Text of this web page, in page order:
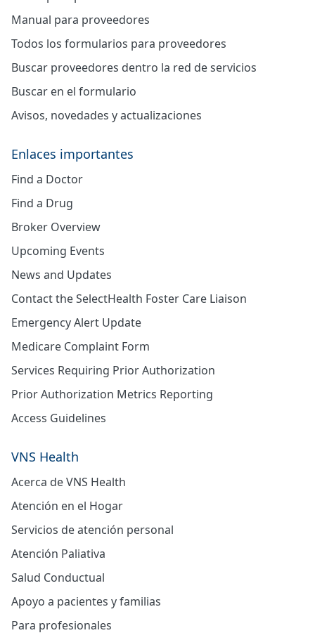
Manual para proveedores
Todos los formularios para proveedores
Buscar proveedores dentro la red de servicios
Buscar en el formulario
Avisos, novedades y actualizaciones
Enlaces importantes
Find a Doctor
Find a Drug
Broker Overview
Upcoming Events
News and Updates
Contact the SelectHealth Foster Care Liaison
Emergency Alert Update
Medicare Complaint Form
Services Requiring Prior Authorization
Prior Authorization Metrics Reporting
Access Guidelines
VNS Health
Acerca de VNS Health
Atención en el Hogar
Servicios de atención personal
Atención Paliativa
Salud Conductual
Apoyo a pacientes y familias
Para profesionales